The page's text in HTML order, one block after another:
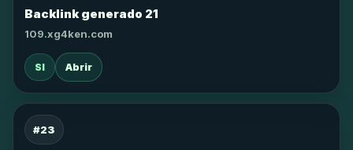
Backlink generado 21
109.xg4ken.com
SI Abrir
#23